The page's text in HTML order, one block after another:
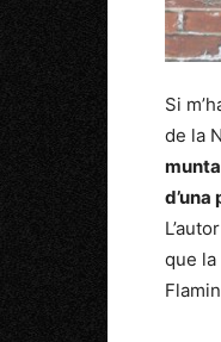
Si
de la
que la